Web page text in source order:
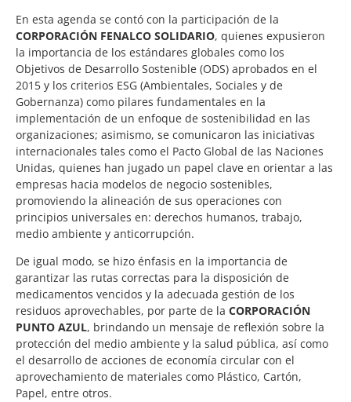
En esta agenda se contó con la participación de la
CORPORACIÓN FENALCO SOLIDARIO, quienes expusieron
la importancia de los estándares globales como los
Objetivos de Desarrollo Sostenible (ODS) aprobados en el
2015 y los criterios ESG (Ambientales, Sociales y de
Gobernanza) como pilares fundamentales en la
implementación de un enfoque de sostenibilidad en las
organizaciones; asimismo, se comunicaron las iniciativas
internacionales tales como el Pacto Global de las Naciones
Unidas, quienes han jugado un papel clave en orientar a las
empresas hacia modelos de negocio sostenibles,
promoviendo la alineación de sus operaciones con
principios universales en: derechos humanos, trabajo,
medio ambiente y anticorrupción.
De igual modo, se hizo énfasis en la importancia de
garantizar las rutas correctas para la disposición de
medicamentos vencidos y la adecuada gestión de los
residuos aprovechables, por parte de la CORPORACIÓN
PUNTO AZUL, brindando un mensaje de reflexión sobre la
protección del medio ambiente y la salud pública, así como
el desarrollo de acciones de economía circular con el
aprovechamiento de materiales como Plástico, Cartón,
Papel, entre otros.